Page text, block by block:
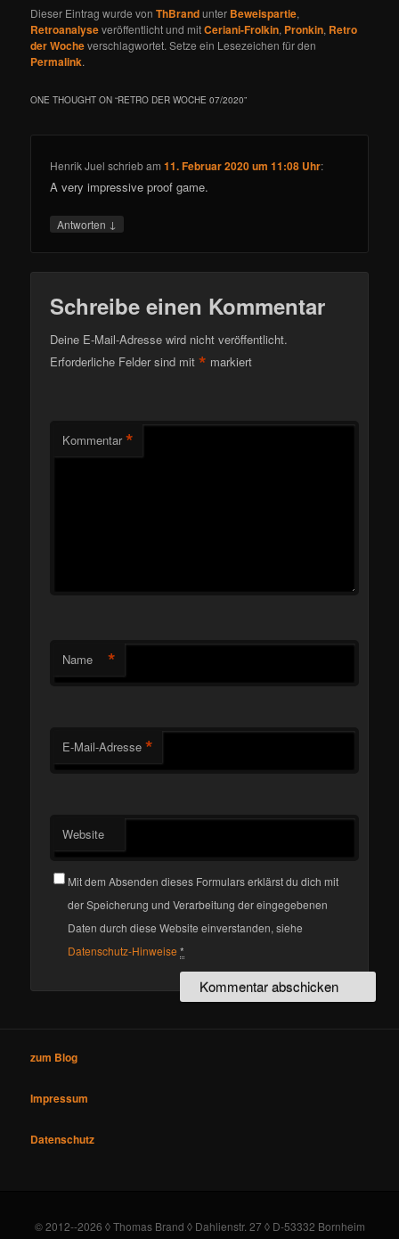
Dieser Eintrag wurde vonThBrandunter Beweispartie,
Retroanalyseveröffentlicht und mitCeriani-Frolkin, Pronkin, Retro
der Wocheverschlagwortet. Setze ein Lesezeichen für den
Permalink.
ONE THOUGHT ON “RETRO DER WOCHE 07/2020”
Henrik Juel schriebam11. Februar 2020 um 11:08 Uhr:
A very impressive proof game.
Antworten ↓
Schreibe einen Kommentar
Deine E-Mail-Adresse wird nicht veröffentlicht.
Erforderliche Felder sind mit* markiert
Kommentar *
Name *
E-Mail-Adresse *
Website
Mit dem Absenden dieses Formulars erklärst du dich mit
der Speicherung und Verarbeitung der eingegebenen
Daten durch diese Website einverstanden, siehe
Datenschutz-Hinweise *
zum Blog
Impressum
Datenschutz
© 2012--2026 ◊ Thomas Brand ◊ Dahlienstr. 27 ◊ D-53332 Bornheim